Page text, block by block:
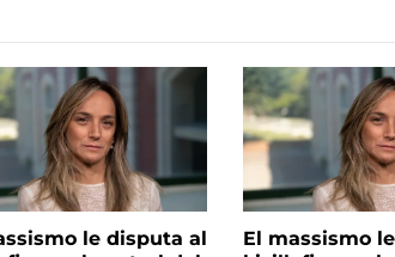
le disputa al
El massismo